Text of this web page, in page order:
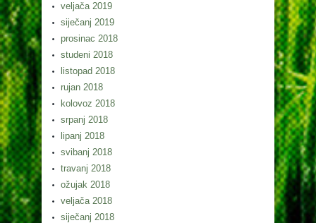
veljača 2019
siječanj 2019
prosinac 2018
studeni 2018
listopad 2018
rujan 2018
kolovoz 2018
srpanj 2018
lipanj 2018
svibanj 2018
travanj 2018
ožujak 2018
veljača 2018
siječanj 2018